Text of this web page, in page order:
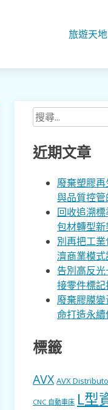
旅遊天地
搜
尋
關
鍵
近期文章
廢棄塑膠
與品質控
回收追溯
包材轉型
別再把工
濟商業模
告別高反
接零件標
廢棄膠膜
命打造永續
標籤
AVX AVX
CNC 自動車床 L型